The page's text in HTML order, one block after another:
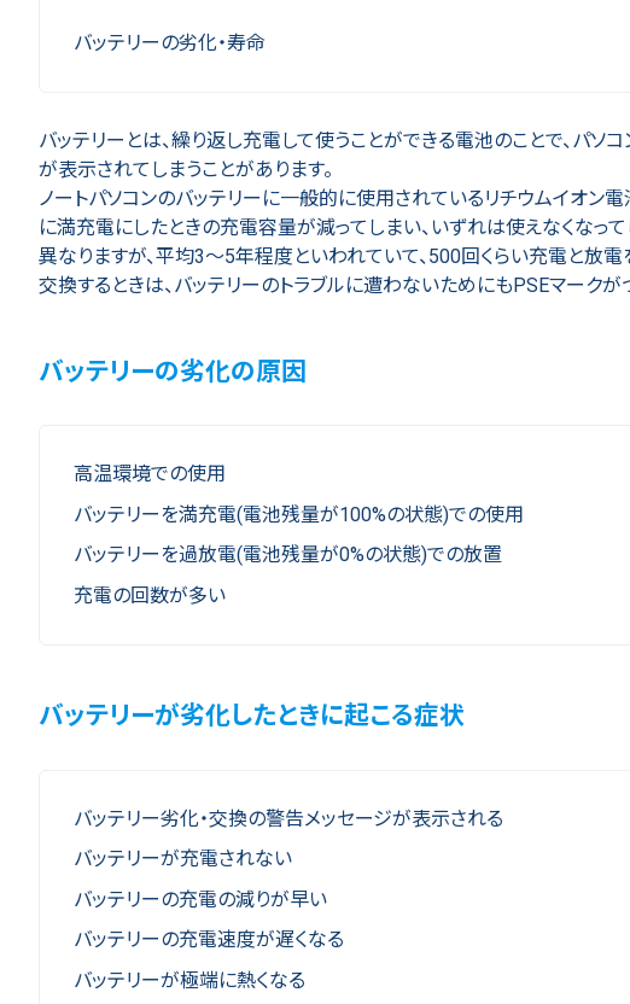
バッテリーの劣化・寿命
バッテリーとは、繰り返し充電して使うことができる電池のことで、パ
が表示されてしまうことがあります。
ノートパソコンのバッテリーに一般的に使用されているリチウムイオン
に満充電にしたときの充電容量が減ってしまい、いずれは使えなくなっ
異なりますが、平均3～5年程度といわれていて、500回くらい充電と放
交換するときは、バッテリーのトラブルに遭わないためにもPSEマーク
バッテリーの劣化の原因
高温環境での使用
バッテリーを満充電(電池残量が100%の状態)での使用
バッテリーを過放電(電池残量が0%の状態)での放置
充電の回数が多い
バッテリーが劣化したときに起こる症状
バッテリー劣化・交換の警告メッセージが表示される
バッテリーが充電されない
バッテリーの充電の減りが早い
バッテリーの充電速度が遅くなる
バッテリーが極端に熱くなる